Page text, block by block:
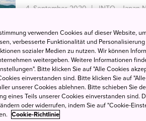
4. September 2020 JNTO - Japan
Einreisesperre für
Regierung auf
28. August 2020 JNTO - Japan
verwenden Cookies auf dieser Website,
verbesserte Funktionalität und
sozialer Medien zu nutzen. Wir können
weitergeben. Weitere Informationen
Bitte klicken Sie auf "Alle Cookies
einverstanden sind. Bitte klicken Sie auf
unserer Cookies ablehnen. Bitte schieben Sie
eines Teils unserer Cookies einverstanden sind.
oder widerrufen, indem Sie auf "Cookie-
Cookie-Richtlinie